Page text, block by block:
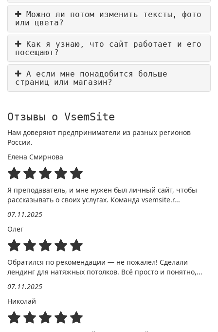
Можно ли потом изменить тексты, фото
или цвета?
Как я узнаю, что сайт работает и его
посещают?
А если мне понадобится больше
страниц или магазин?
Отзывы о VsemSite
Нам доверяют предприниматели из разных регионов
России.
Елена Смирнова
Я преподаватель, и мне нужен был личный сайт, чтобы
рассказывать о своих услугах. Команда vsemsite.r...
07.11.2025
Олег
Обратился по рекомендации — не пожалел! Сделали
лендинг для натяжных потолков. Всё просто и понятно,...
07.11.2025
Николай